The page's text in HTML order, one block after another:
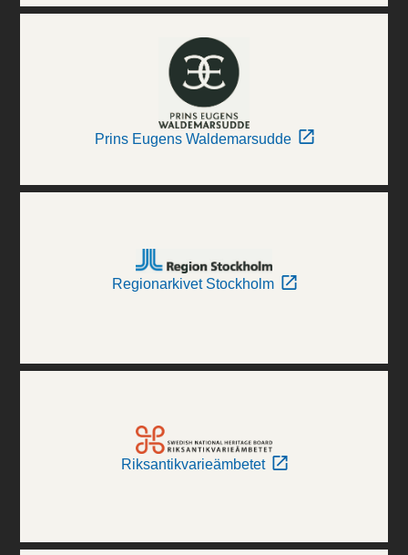
Prins Eugens Waldemarsudde
Regionarkivet Stockholm
Riksantikvarieämbetet